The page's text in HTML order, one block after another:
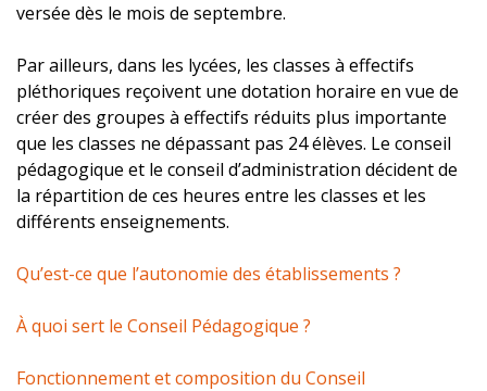
versée dès le mois de septembre.
Par ailleurs, dans les lycées, les classes à effectifs
pléthoriques reçoivent une dotation horaire en vue de
créer des groupes à effectifs réduits plus importante
que les classes ne dépassant pas 24 élèves. Le conseil
pédagogique et le conseil d’administration décident de
la répartition de ces heures entre les classes et les
différents enseignements.
Qu’est-ce que l’autonomie des établissements ?
À quoi sert le Conseil Pédagogique ?
Fonctionnement et composition du Conseil